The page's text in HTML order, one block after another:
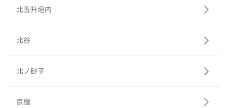
北五升垣内
北谷
北ノ砂子
京極